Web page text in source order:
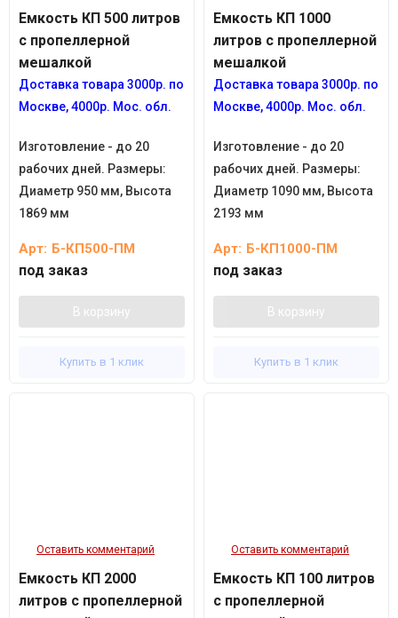
Емкость КП 500 литров
с пропеллерной
мешалкой
Доставка товара 3000р. по
Москве, 4000р. Мос. обл.
Изготовление - до 20
рабочих дней. Размеры:
Диаметр 950 мм, Высота
1869 мм
Арт: Б-КП500-ПМ
под заказ
В корзину
Купить в 1 клик
Емкость КП 1000
литров с пропеллерной
мешалкой
Доставка товара 3000р. по
Москве, 4000р. Мос. обл.
Изготовление - до 20
рабочих дней. Размеры:
Диаметр 1090 мм, Высота
2193 мм
Арт: Б-КП1000-ПМ
под заказ
В корзину
Купить в 1 клик
Оставить комментарий
Емкость КП 2000
литров с пропеллерной
Оставить комментарий
Емкость КП 100 литров
с пропеллерной